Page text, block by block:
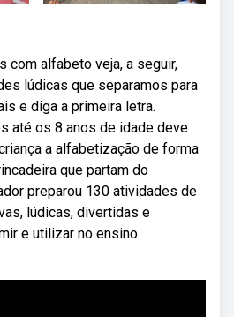
com alfabeto veja, a seguir,
lúdicas que separamos para
e diga a primeira letra.
até os 8 anos de idade deve
a alfabetização de forma
que partam do
preparou 130 atividades de
lúdicas, divertidas e
e utilizar no ensino